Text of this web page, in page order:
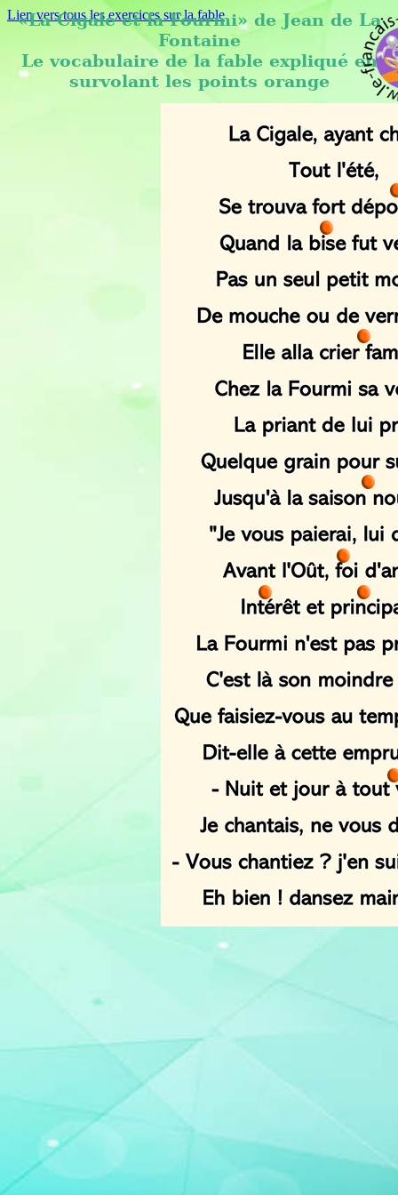
Lien vers tous les exercices sur la fable
«La Cigale et la Fourmi» de Jean de La
Fontaine
Le vocabulaire de la fable expliqué en
survolant les points orange